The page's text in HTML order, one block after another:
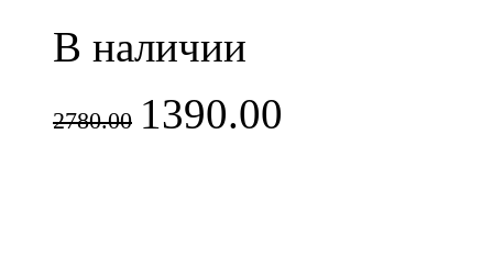
В наличии
2780.00 1390.00